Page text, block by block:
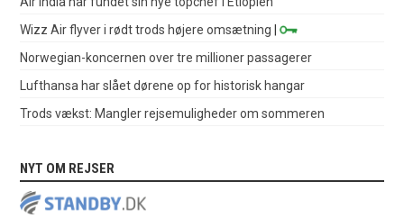
Wizz Air flyver i rødt trods højere omsætning |
Norwegian-koncernen over tre millioner passagerer
Lufthansa har slået dørene op for historisk hangar
Trods vækst: Mangler rejsemuligheder om sommeren
NYT OM REJSER